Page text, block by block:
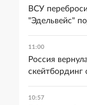
ВСУ
"Эдельвейс"
11:00
Россия
10:57